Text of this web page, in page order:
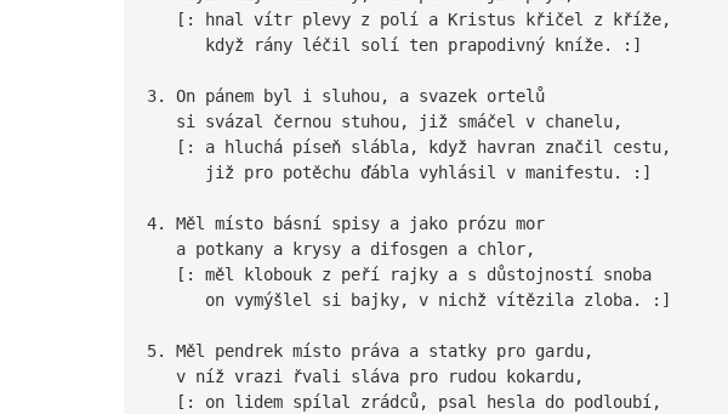
[: hnal vítr plevy z polí a Kristus křičel z kříže,
když rány léčil solí ten prapodivný kníže. :]
3. On pánem byl i sluhou, a svazek ortelů
si svázal černou stuhou, již smáčel v chanelu,
[: a hluchá píseň slábla, když havran značil cestu,
již pro potěchu ďábla vyhlásil v manifestu. :]
4. Měl místo básní spisy a jako prózu mor
a potkany a krysy a difosgen a chlor,
[: měl klobouk z peří rajky a s důstojností snoba
on vymýšlel si bajky, v nichž vítězila zloba. :]
5. Měl pendrek místo práva a statky pro gardu,
v níž vrazi řvali sláva pro rudou kokardu,
[: on lidem spílal zrádců, psal hesla do podloubí,